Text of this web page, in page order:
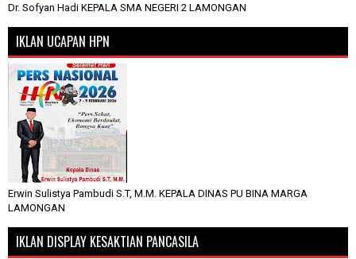
Dr. Sofyan Hadi KEPALA SMA NEGERI 2 LAMONGAN
IKLAN UCAPAN HPN
Erwin Sulistya Pambudi S.T, M.M. KEPALA DINAS PU BINA MARGA
LAMONGAN
IKLAN DISPLAY KESAKTIAN PANCASILA